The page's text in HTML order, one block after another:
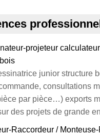
projeteur
junior structure
consultations
par pièce…) exports
des projets de grande
Raccordeur /